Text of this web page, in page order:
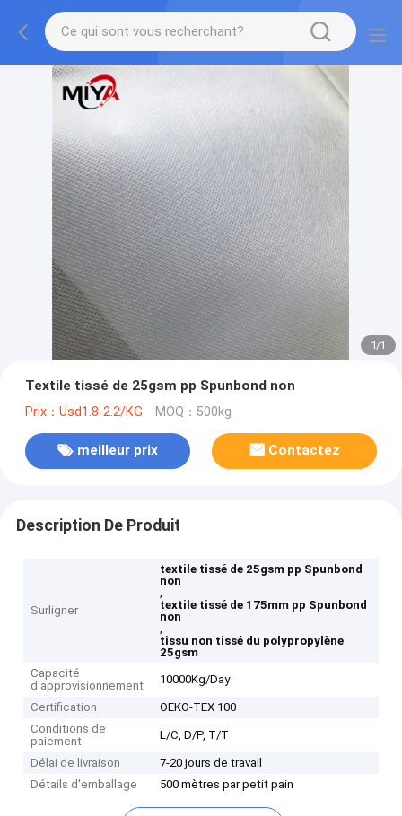
1/1
Textile tissé de 25gsm pp Spunbond non
Prix：Usd1.8-2.2/KG MOQ：500kg
meilleur prix Contactez
Description De Produit
Surligner
textile tissé de 25gsm pp Spunbond
non
,
textile tissé de 175mm pp Spunbond
non
,
tissu non tissé du polypropylène
25gsm
Capacité
d'approvisionnement
10000Kg/Day
Certification
OEKO-TEX 100
Conditions de
paiement
L/C, D/P, T/T
Délai de livraison
7-20 jours de travail
Détails d'emballage
500 mètres par petit pain